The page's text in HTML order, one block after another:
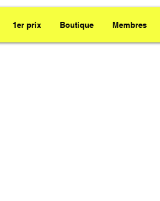
1er prix Boutique Membres